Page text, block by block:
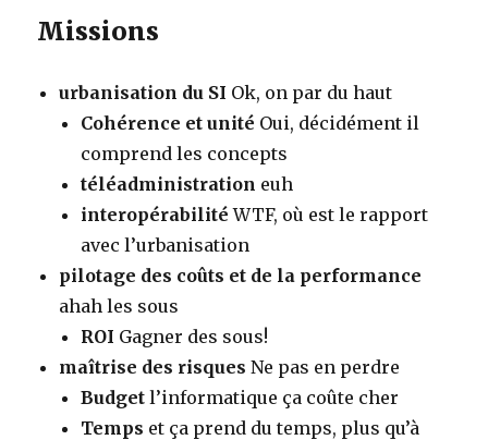
Missions
urbanisation du SI Ok, on par du haut
Cohérence et unité Oui, décidément il
comprend les concepts
téléadministration euh
interopérabilité WTF, où est le rapport
avec l’urbanisation
pilotage des coûts et de la performance
ahah les sous
ROI Gagner des sous!
maîtrise des risques Ne pas en perdre
Budget l’informatique ça coûte cher
Temps et ça prend du temps, plus qu’à